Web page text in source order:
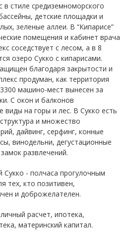
в стиле средиземноморского
детские площадки и
зеленые аллеи. В “Кипарисе”
помещения и кабинет врача
соседствует с лесом, а в 8
озеро Сукко с кипарисами.
благодаря закрытости и
продуман, как территория
машино-мест вынесен за
С окон и балконов
на горы и лес. В Сукко есть
и множество
дайвинг, серфинг, конные
винодельни, дегустационные
развлечений.
- полчаса прогулочным
тех, кто позитивен,
и доброжелателен.
расчет, ипотека,
материнский капитал.